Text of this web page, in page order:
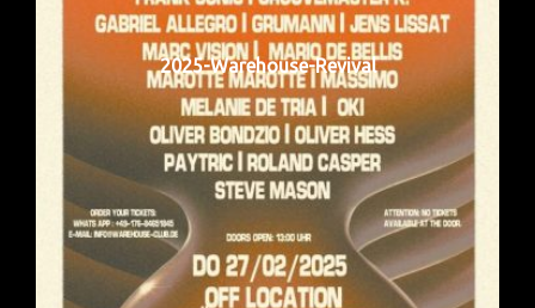
2025-Warehouse-Revival